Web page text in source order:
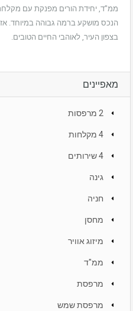
הנכס מושקע ברמה גבוהה במיוחד.
בצפון העיר, לאוהבי החיים הטובים.
מאפיינים
2 מרפסות
4 מקלחות
4 שירותים
גינה
חניה
מחסן
מיזוג אוויר
ממ"ד
מרפסת
מרפסת שמש